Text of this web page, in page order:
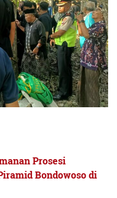
Prosesi
Bondowoso di